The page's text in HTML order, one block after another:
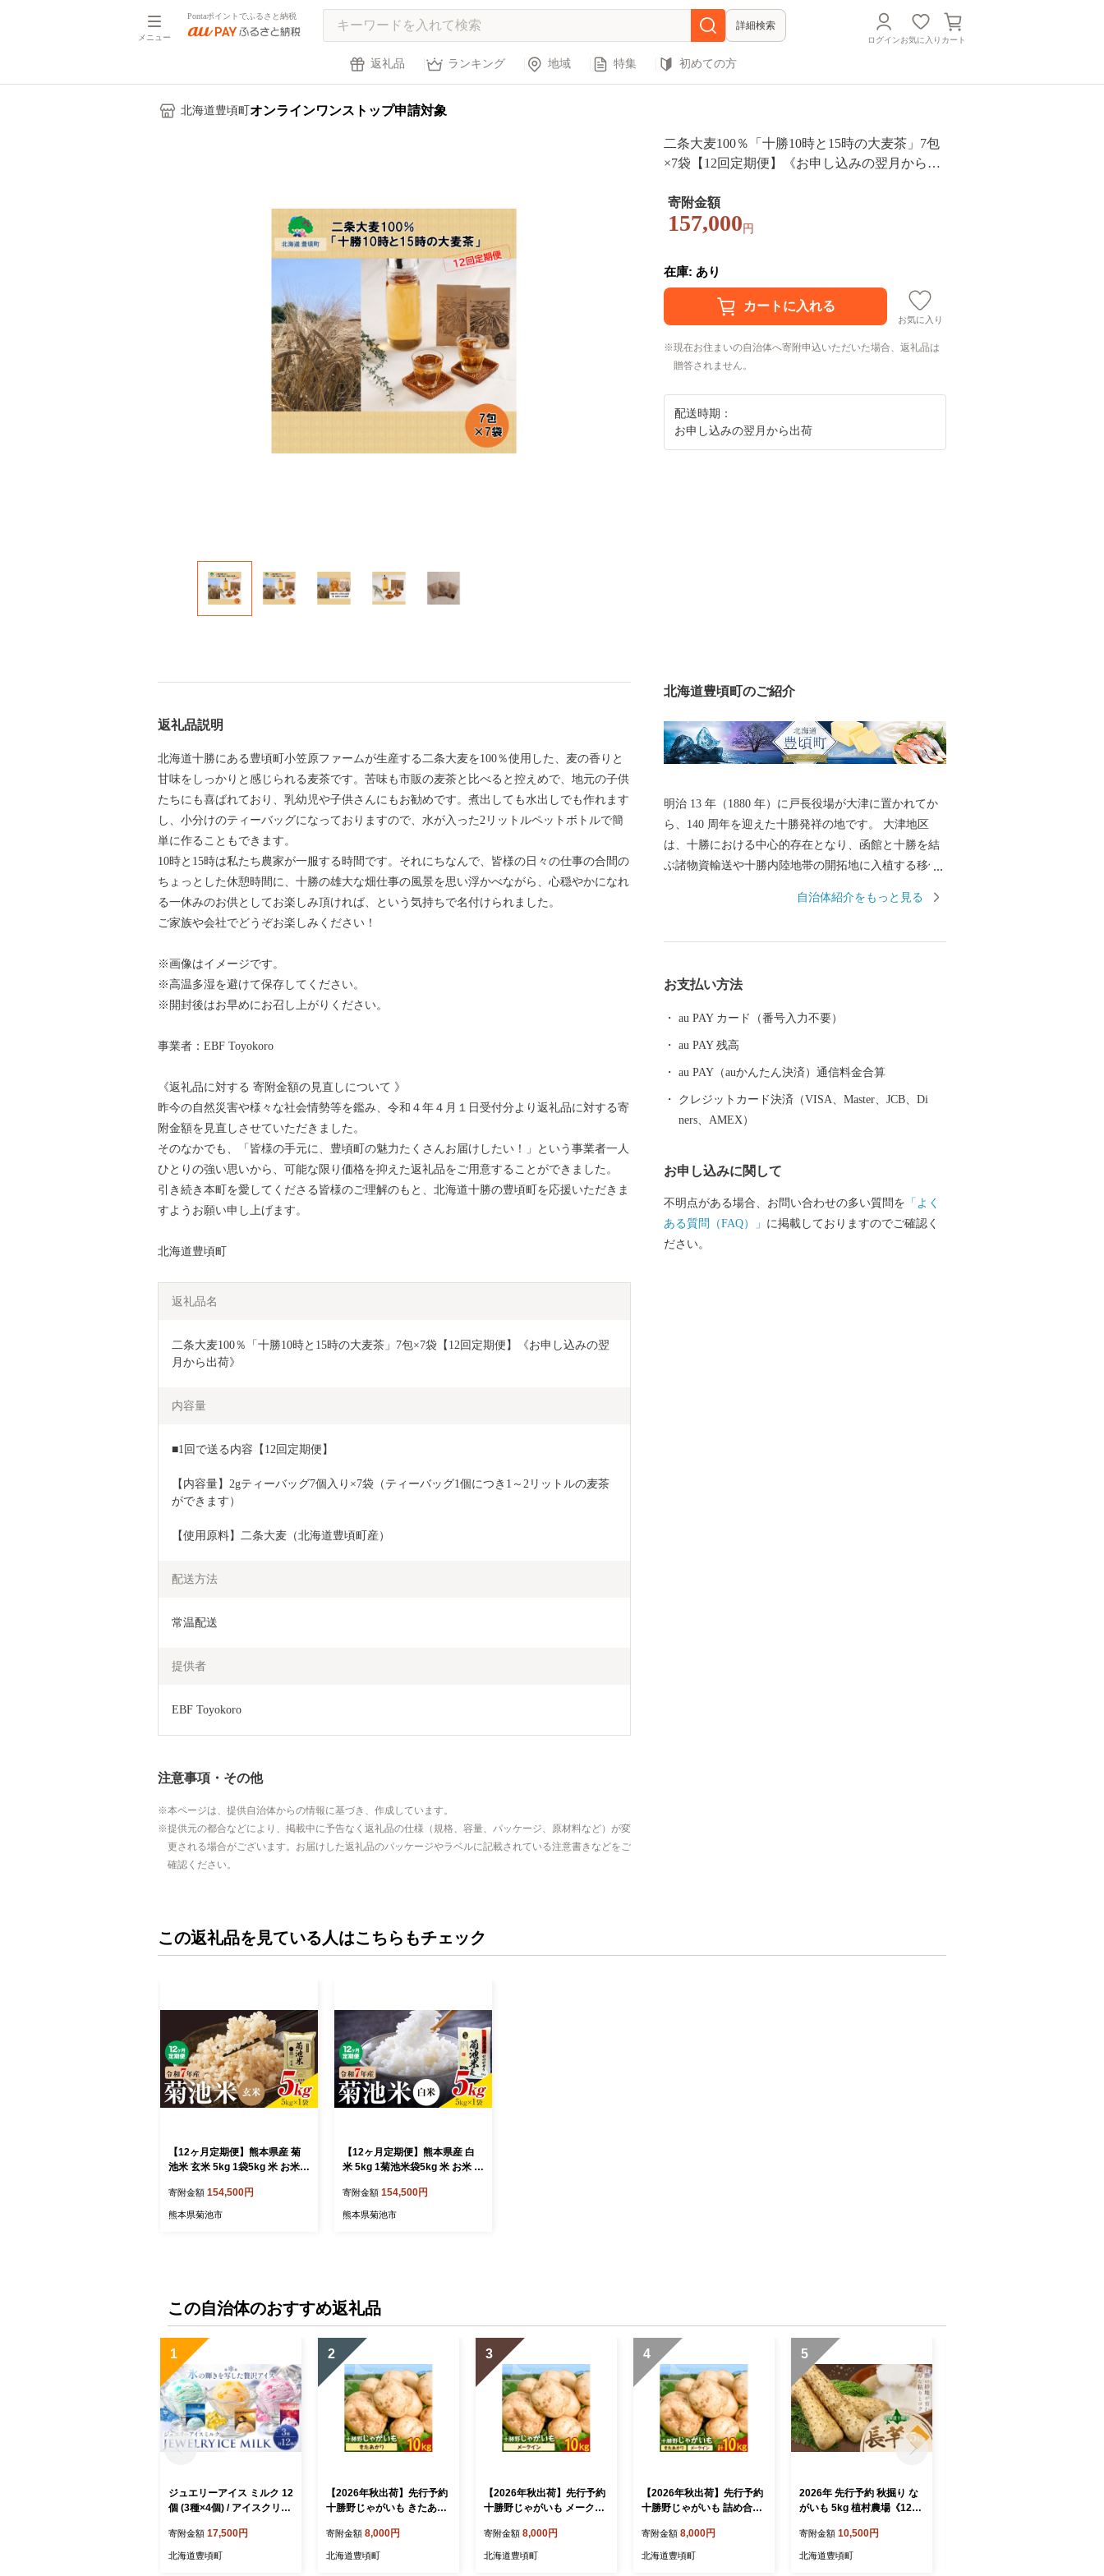
メニュー
Pontaポイントでふるさと納税
詳細検索
ログインお気に入り カート
返礼品 ランキング 地域 特集 初めての方
北海道豊頃町 オンラインワンストップ申請対象
二条大麦100％「十勝10時と15時の大麦茶」7包
×7袋【12回定期便】《お申し込みの翌月から出
寄附金額
157,000 円
在庫: あり
お気に入り
現在お住まいの自治体へ寄附申込いただいた場合、返礼品は
贈答されません。
配送時期：
お申し込みの翌月から出荷
返礼品説明
北海道十勝にある豊頃町小笠原ファームが生産する二条大麦を100％使用した、麦の香りと
甘味をしっかりと感じられる麦茶です。苦味も市販の麦茶と比べると控えめで、地元の子供
たちにも喜ばれており、乳幼児や子供さんにもお勧めです。煮出しても水出しでも作れます
し、小分けのティーバッグになっておりますので、水が入った2リットルペットボトルで簡
単に作ることもできます。
10時と15時は私たち農家が一服する時間です。それにちなんで、皆様の日々の仕事の合間の
ちょっとした休憩時間に、十勝の雄大な畑仕事の風景を思い浮かべながら、心穏やかになれ
る一休みのお供としてお楽しみ頂ければ、という気持ちで名付けられました。
ご家族や会社でどうぞお楽しみください！
※画像はイメージです。
※高温多湿を避けて保存してください。
※開封後はお早めにお召し上がりください。
事業者：EBF Toyokoro
《返礼品に対する 寄附金額の見直しについて 》
昨今の自然災害や様々な社会情勢等を鑑み、令和４年４月１日受付分より返礼品に対する寄
附金額を見直しさせていただきました。
そのなかでも、「皆様の手元に、豊頃町の魅力たくさんお届けしたい！」という事業者一人
ひとりの強い思いから、可能な限り価格を抑えた返礼品をご用意することができました。
引き続き本町を愛してくださる皆様のご理解のもと、北海道十勝の豊頃町を応援いただきま
すようお願い申し上げます。
北海道豊頃町
返礼品名
二条大麦100％「十勝10時と15時の大麦茶」7包×7袋【12回定期便】《お申し込みの翌
月から出荷》
内容量
■1回で送る内容【12回定期便】
【内容量】2gティーバッグ7個入り×7袋（ティーバッグ1個につき1～2リットルの麦茶
ができます）
【使用原料】二条大麦（北海道豊頃町産）
配送方法
常温配送
提供者
EBF Toyokoro
注意事項・その他
本ページは、提供自治体からの情報に基づき、作成しています。
提供元の都合などにより、掲載中に予告なく返礼品の仕様（規格、容量、パッケージ、原材料など）が変
更される場合がございます。お届けした返礼品のパッケージやラベルに記載されている注意書きなどをご
確認ください。
北海道豊頃町のご紹介
明治 13 年（1880 年）に戸長役場が大津に置かれてか
ら、140 周年を迎えた十勝発祥の地です。 大津地区
は、十勝における中心的存在となり、函館と十勝を結
ぶ諸物資輸送や十勝内陸地帯の開拓地に入植する移住
明治 25 年に富山県人によって開拓が始められ、明治 3
本町発展の礎となっています。 町の中央部には、十勝
津海岸に打ち上げられた氷の塊が太陽の光を受け美し
く輝く、ジュエリーアイスが一面に広がります。 十勝
の厳しい寒さと、母なる大河「十勝川」が生み出す自
も決して離れることなく寄り添ってきた2本の木は、ま
自治体紹介をもっと見る
お支払い方法
au PAY カード（番号入力不要）
au PAY 残高
au PAY（auかんたん決済）通信料金合算
クレジットカード決済（VISA、Master、JCB、Di
ners、AMEX）
お申し込みに関して
不明点がある場合、お問い合わせの多い質問を 「よく
ある質問（FAQ）」 に掲載しておりますのでご確認く
ださい。
この返礼品を見ている人はこちらもチェック
【12ヶ月定期便】熊本県産 菊
池米 玄米 5kg 1袋5kg 米 お米
無料《お申込み翌月に出荷予
定》玄米 米
寄附金額 154,500円
熊本県菊池市
【12ヶ月定期便】熊本県産 白
米 5kg 1菊池米袋5kg 米 お米 令
料《お申込み翌月に出荷予定》
白米 米
寄附金額 154,500円
熊本県菊池市
この自治体のおすすめ返礼品
1
ジュエリーアイス ミルク 12
個 (3種×4個) / アイスクリー
スイーツ お菓子 デザート
ぶどう メロン ブルーハワイ
寄附金額 17,500円
北海道豊頃町
2
【2026年秋出荷】先行予約
十勝野じゃがいも きたあか
10月中旬-11月末頃出荷》北
海道 豊頃町 十勝野 じゃが
寄附金額 8,000円
北海道豊頃町
3
【2026年秋出荷】先行予約
十勝野じゃがいも メークイ
10月中旬-11月末頃出荷》北
海道 豊頃町 十勝野 じゃが
寄附金額 8,000円
北海道豊頃町
4
【2026年秋出荷】先行予約
十勝野じゃがいも 詰め合わ
メークイン 按田農場《2026
年10月中旬-11月末頃出荷》
寄附金額 8,000円
北海道豊頃町
5
2026年 先行予約 秋掘り な
がいも 5kg 植村農場《12月
頃町 十勝 長芋 山芋 とろろ
野菜 旬 特産 産地直送 農家
寄附金額 10,500円
北海道豊頃町